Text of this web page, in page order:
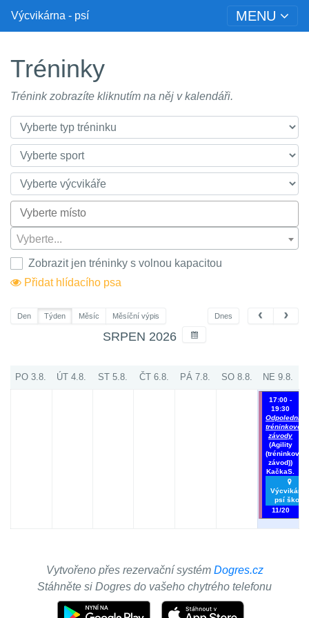
Výcvikárna - psí MENU
Tréninky
Trénink zobrazíte kliknutím na něj v kalendáři.
Vyberte...
Zobrazit jen tréninky s volnou kapacitou
Přidat hlídacího psa
Den Týden Měsíc Měsíční výpis Dnes
SRPEN 2026
PO 3.8. ÚT 4.8. ST 5.8. ČT 6.8. PÁ 7.8. SO 8.8. NE 9.8.
17:00 -
19:30
Odpolední
tréninkové
závody
(Agility
(tréninkový
závod))
KačkaS.
psí škola
11/20
Vytvořeno přes rezervační systém Dogres.cz
Stáhněte si Dogres do vašeho chytrého telefonu